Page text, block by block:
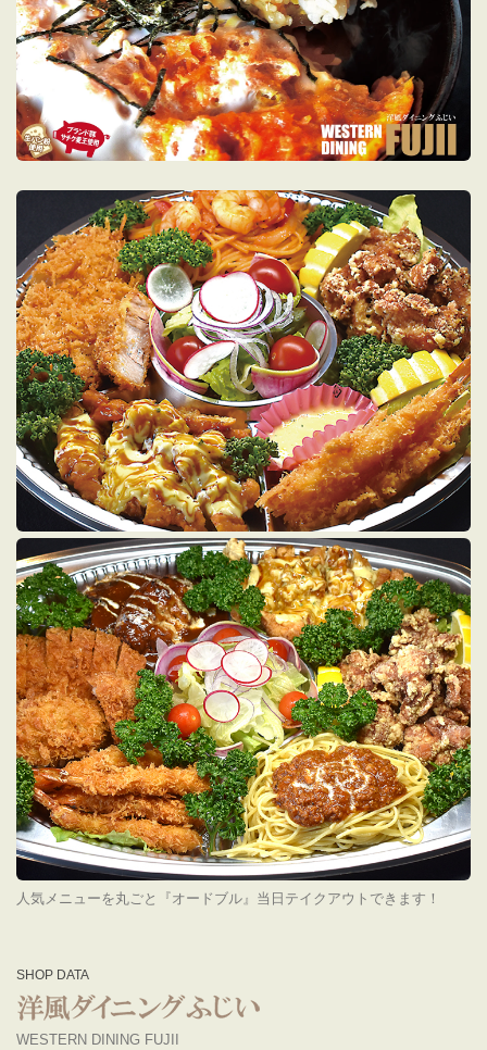
人気メニューを丸ごと『オードブル』当日テイクアウトできます！
SHOP DATA
WESTERN DINING FUJII